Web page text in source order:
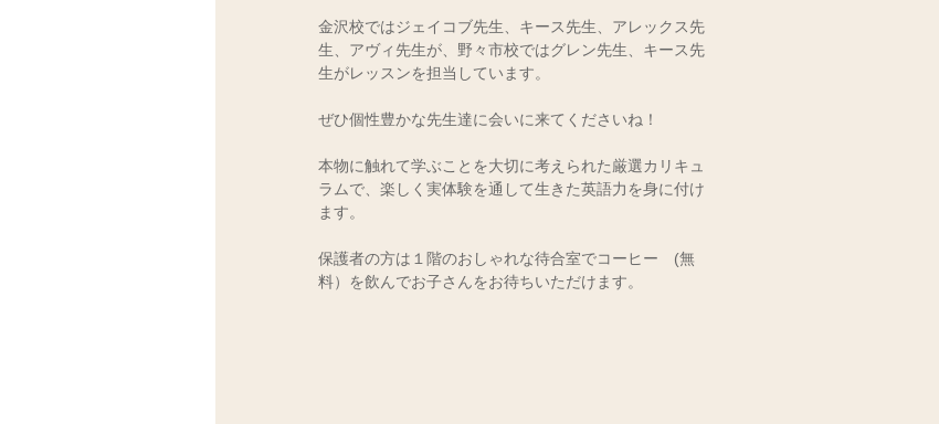
金沢校ではジェイコブ先生、キース先生、アレックス先
生、アヴィ先生が、野々市校ではグレン先生、キース先
生がレッスンを担当しています。
ぜひ個性豊かな先生達に会いに来てくださいね！
本物に触れて学ぶことを大切に考えられた厳選カリキュ
ラムで、楽しく実体験を通して生きた英語力を身に付け
ます。
保護者の方は１階のおしゃれな待合室でコーヒー　(無
料）を飲んでお子さんをお待ちいただけます。